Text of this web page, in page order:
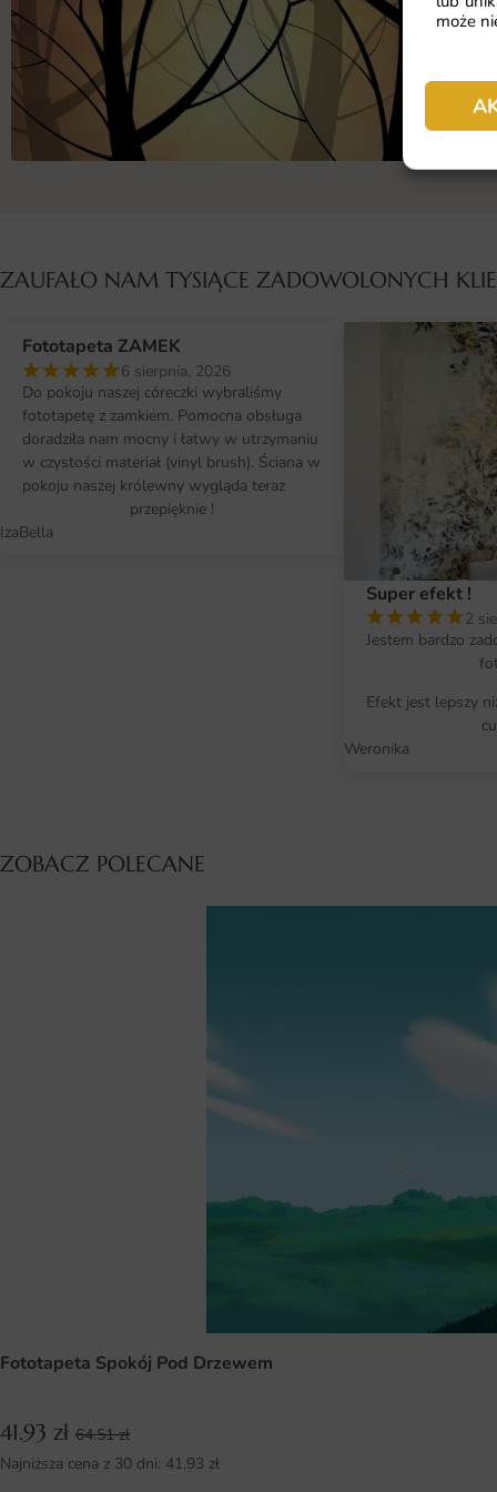
może
ZAUFAŁO NAM TYSIĄCE ZADOWOLONYCH
Fototapeta ZAMEK
6 sierpnia, 2026
Do pokoju naszej córeczki wybraliśmy
fototapetę z zamkiem. Pomocna obsługa
doradziła nam mocny i łatwy w utrzymaniu
w czystości materiał (vinyl brush). Ściana w
pokoju naszej królewny wygląda teraz
przepięknie !
IzaBella
Super efekt !
2
Jestem bardzo
Efekt jest lepszy
Weronika
ZOBACZ POLECANE
Fototapeta Spokój Pod Drzewem
41.93 zł 64.51zł
Najniższa cena z 30 dni: 41.93 zł